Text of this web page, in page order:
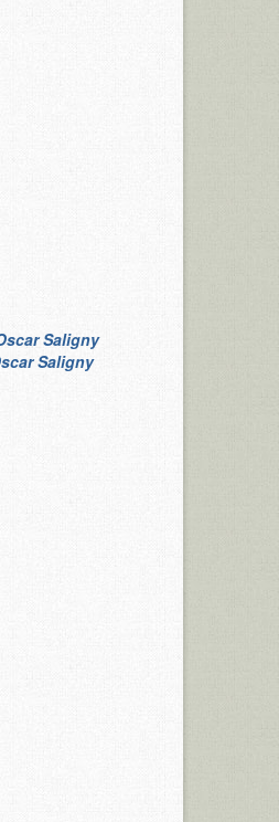
Saligny
Saligny